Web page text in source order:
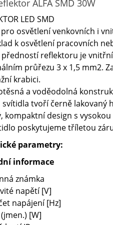
ALFA SMD 30W
LED SMD
osvětlení venkovních i
k osvětlení pracovních
reflektoru je
průřezu 3 x 1,5 mm2.
krabici.
a voděodolná
svítidla tvoří černě lakovaný
kompaktní design s
poskytujeme tříletou
parametry:
informace
známka
napětí [V]
napájení [Hz]
[W]